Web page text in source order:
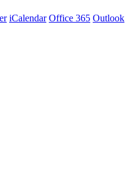
iCalendar Office 365 Outlook